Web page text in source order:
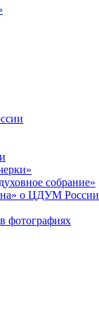
собрание»
о ЦДУМ России
фотографиях